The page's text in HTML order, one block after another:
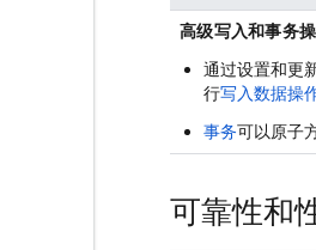
高级写入和事务操
通过设置和更
行写入数据操
事务可以原子
可靠性和